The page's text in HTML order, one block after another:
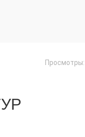
Просмотры: